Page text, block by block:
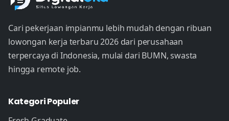
Cari pekerjaan impianmu lebih mudah dengan ribuan
lowongan kerja terbaru 2026 dari perusahaan
terpercaya di Indonesia, mulai dari BUMN, swasta
hingga remote job.
Kategori Populer